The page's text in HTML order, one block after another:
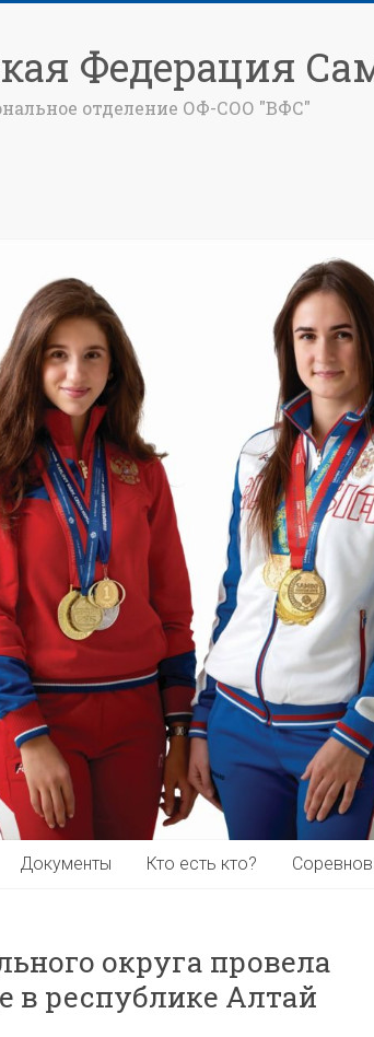
Федерация
отделение ОФ-СОО "ВФС"
Документы Кто есть кто?
округа провела
в республике Алтай